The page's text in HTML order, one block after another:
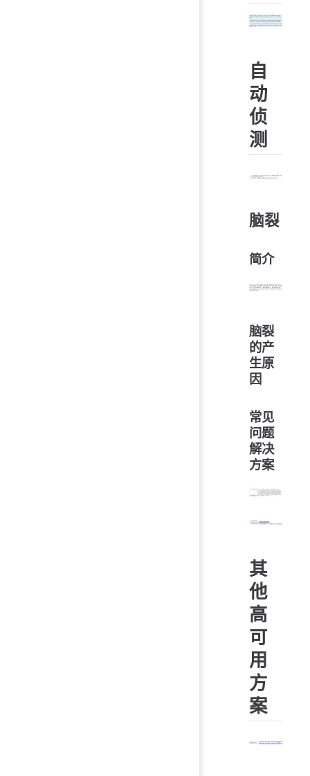
自
动
侦
测
脑裂
简介
脑裂
的产
生原
因
常见
问题
解决
方案
其
他
高
可
用
方
案